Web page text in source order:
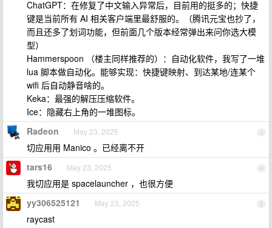
ChatGPT：在修复了中文输入异常后，目前用的挺多的；快捷
键是当前所有 AI 相关客户端里最舒服的。（腾讯元宝也抄了，
而且还多了划词功能，但前面几个版本经常弹出来问你选大模
型）
Hammerspoon （楼主同样推荐的）：自动化软件，我写了一堆
lua 脚本做自动化。能够实现：快捷键映射、到达某地/连某个
wifi 后自动静音啥的。
Keka：最强的解压压缩软件。
Ice：隐藏右上角的一堆图标。
3
Radeon May 23, 2025
切应用用 Manico 。已经离不开
4
tars16 May 23, 2025
我切应用是 spacelauncher ，也很方便
5
yy306525121 May 23, 2025
raycast